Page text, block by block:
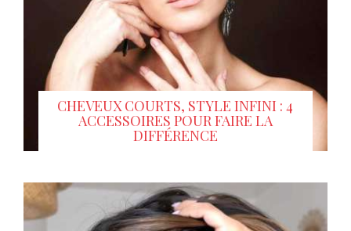
CHEVEUX COURTS, STYLE INFINI : 4
ACCESSOIRES POUR FAIRE LA
DIFFÉRENCE